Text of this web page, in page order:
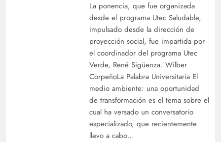
La ponencia, que fue organizada
desde el programa Utec Saludable,
impulsado desde la dirección de
proyección social, fue impartida por
el coordinador del programa Utec
Verde, René Sigüenza. Wilber
CorpeñoLa Palabra Universitaria El
medio ambiente: una oportunidad
de transformación es el tema sobre el
cual ha versado un conversatorio
especializado, que recientemente
llevo a cabo…